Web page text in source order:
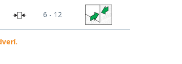
6 - 12